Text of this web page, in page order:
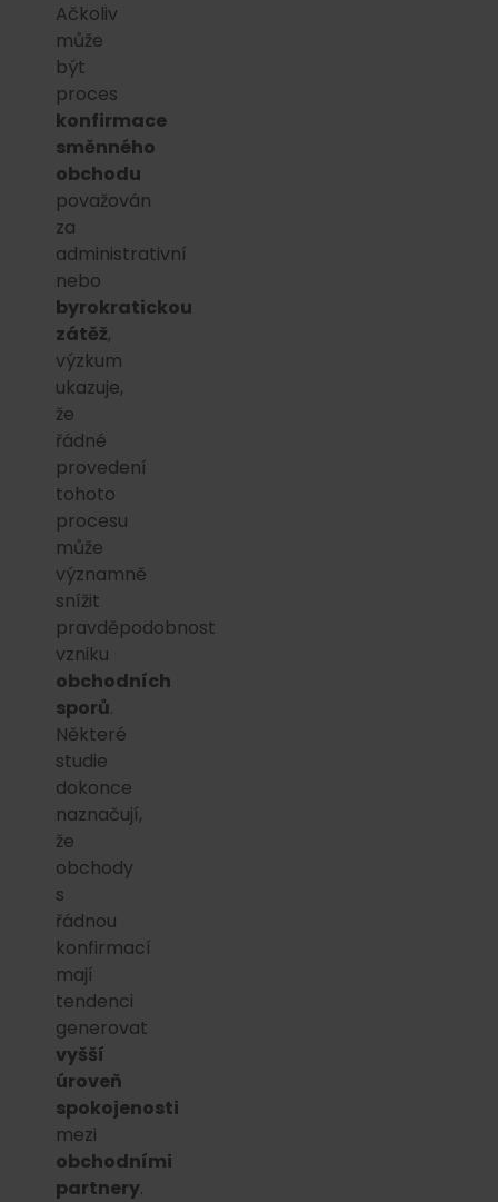
Ačkoliv
může
být
proces
konfirmace
směnného
obchodu
považován
za
administrativní
nebo
byrokratickou
zátěž,
výzkum
ukazuje,
že
řádné
provedení
tohoto
procesu
může
významně
snížit
pravděpodobnost
vzniku
obchodních
sporů.
Některé
studie
dokonce
naznačují,
že
obchody
s
řádnou
konfirmací
mají
tendenci
generovat
vyšší
úroveň
spokojenosti
mezi
obchodními
partnery.